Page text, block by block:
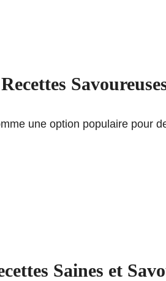
une option populaire pour
Saines et